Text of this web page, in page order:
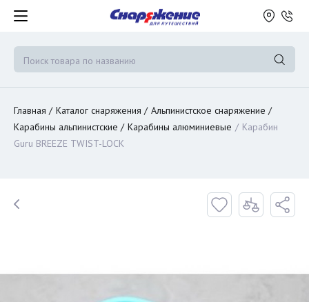
Главная Каталог снаряжения
Альпинистское снаряжение
Карабины альпинистские
Карабины алюминиевые
Карабин
Guru BREEZE TWIST-LOCK